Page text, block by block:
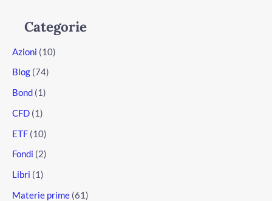
Categorie
Azioni (10)
Blog (74)
Bond (1)
CFD (1)
ETF (10)
Fondi (2)
Libri (1)
Materie prime (61)